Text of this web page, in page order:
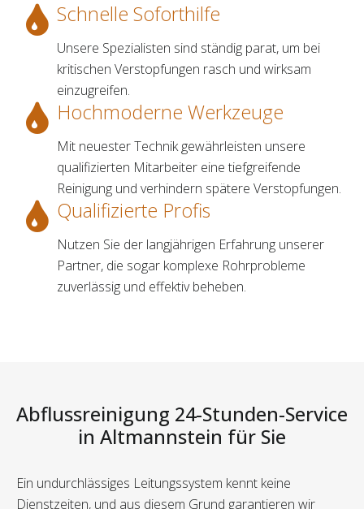
Schnelle Soforthilfe
Unsere Spezialisten sind ständig parat, um bei
kritischen Verstopfungen rasch und wirksam
einzugreifen.
Hochmoderne Werkzeuge
Mit neuester Technik gewährleisten unsere
qualifizierten Mitarbeiter eine tiefgreifende
Reinigung und verhindern spätere Verstopfungen.
Qualifizierte Profis
Nutzen Sie der langjährigen Erfahrung unserer
Partner, die sogar komplexe Rohrprobleme
zuverlässig und effektiv beheben.
Abflussreinigung 24-Stunden-Service
in Altmannstein für Sie
Ein undurchlässiges Leitungssystem kennt keine
Dienstzeiten, und aus diesem Grund garantieren wir